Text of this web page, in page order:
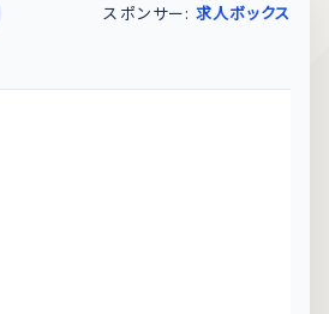
スポンサー: 求人ボックス